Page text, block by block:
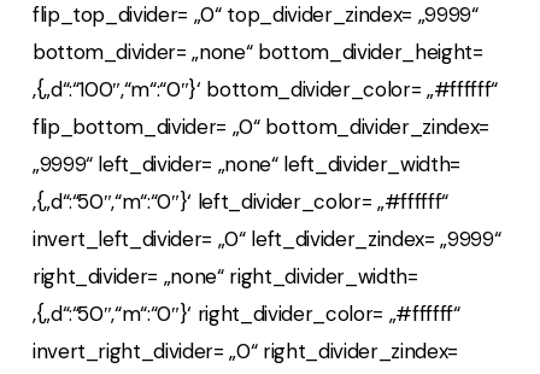
flip_top_divider= „0“ top_divider_zindex= „9999“
bottom_divider= „none“ bottom_divider_height=
‚{„d“:“100″,“m“:“0″}‘ bottom_divider_color= „#ffffff“
flip_bottom_divider= „0“ bottom_divider_zindex=
„9999“ left_divider= „none“ left_divider_width=
‚{„d“:“50″,“m“:“0″}‘ left_divider_color= „#ffffff“
invert_left_divider= „0“ left_divider_zindex= „9999“
right_divider= „none“ right_divider_width=
‚{„d“:“50″,“m“:“0″}‘ right_divider_color= „#ffffff“
invert_right_divider= „0“ right_divider_zindex=